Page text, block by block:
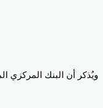
ويُذكر أن البنك المركزي المصري خفّض أسعار الفائدة بإجمالي 725 نقطة